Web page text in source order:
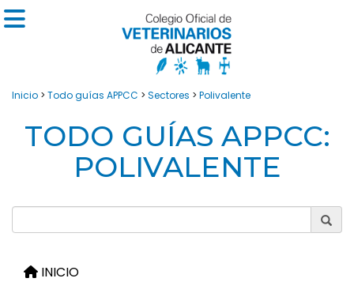
Inicio > Todo guías APPCC > Sectores > Polivalente
TODO GUÍAS APPCC:
POLIVALENTE
INICIO